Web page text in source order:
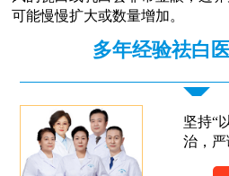
可能慢慢扩大或数量增加。
多年经验祛白
坚持“
治，严